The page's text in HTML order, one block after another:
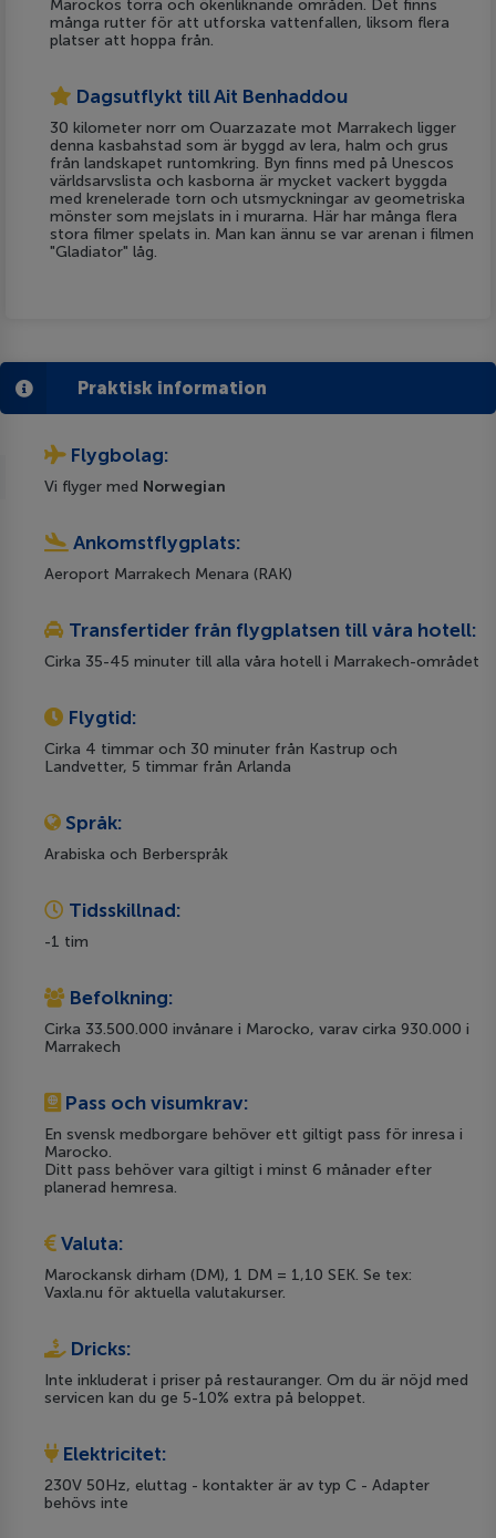
Marockos torra och ökenliknande områden. Det finns
många rutter för att utforska vattenfallen, liksom flera
platser att hoppa från.
Dagsutflykt till Ait Benhaddou
30 kilometer norr om Ouarzazate mot Marrakech ligger
denna kasbahstad som är byggd av lera, halm och grus
från landskapet runtomkring. Byn finns med på Unescos
världsarvslista och kasborna är mycket vackert byggda
med krenelerade torn och utsmyckningar av geometriska
mönster som mejslats in i murarna. Här har många flera
stora filmer spelats in. Man kan ännu se var arenan i filmen
"Gladiator" låg.
Praktisk information
Flygbolag:
Vi flyger med Norwegian
Ankomstflygplats:
Aeroport Marrakech Menara (RAK)
Transfertider från flygplatsen till våra hotell:
Cirka 35-45 minuter till alla våra hotell i Marrakech-området
Flygtid:
Cirka 4 timmar och 30 minuter från Kastrup och
Landvetter, 5 timmar från Arlanda
Språk:
Arabiska och Berberspråk
Tidsskillnad:
-1 tim
Befolkning:
Cirka 33.500.000 invånare i Marocko, varav cirka 930.000 i
Marrakech
Pass och visumkrav:
En svensk medborgare behöver ett giltigt pass för inresa i
Marocko.
Ditt pass behöver vara giltigt i minst 6 månader efter
planerad hemresa.
Valuta:
Marockansk dirham (DM), 1 DM = 1,10 SEK. Se tex:
Vaxla.nu för aktuella valutakurser.
Dricks:
Inte inkluderat i priser på restauranger. Om du är nöjd med
servicen kan du ge 5-10% extra på beloppet.
Elektricitet:
230V 50Hz, eluttag - kontakter är av typ C - Adapter
behövs inte